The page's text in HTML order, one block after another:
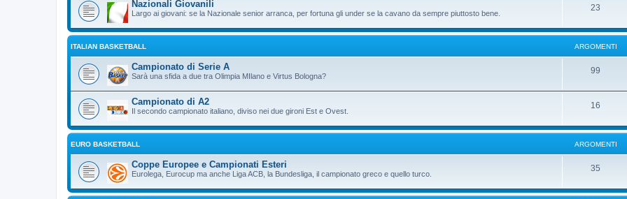
Nazionali Giovanili
Largo ai giovani: se la Nazionale senior arranca, per fortuna gli under se la cavano da sempre piuttosto bene.
23
ITALIAN BASKETBALL ARGOMENTI
Campionato di Serie A
Sarà una sfida a due tra Olimpia MIlano e Virtus Bologna?
99
Campionato di A2
Il secondo campionato italiano, diviso nei due gironi Est e Ovest.
16
EURO BASKETBALL ARGOMENTI
Coppe Europee e Campionati Esteri
Eurolega, Eurocup ma anche Liga ACB, la Bundesliga, il campionato greco e quello turco.
35